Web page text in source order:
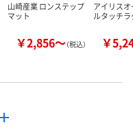
山崎産業 ロンステップ
マット
￥2,856～（税込）
アイリス
ルタッチラ
￥